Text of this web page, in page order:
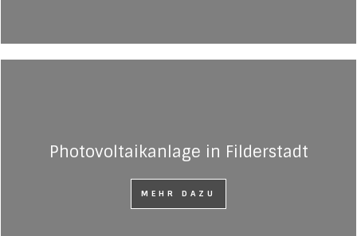
Photovoltaikanlage in Filderstadt
MEHR DAZU